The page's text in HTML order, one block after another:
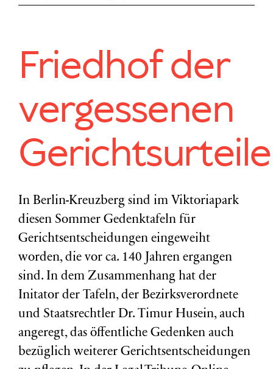
Friedhof der
vergessenen
Gerichtsurteile
In Berlin-Kreuzberg sind im Viktoriapark
diesen Sommer Gedenktafeln für
Gerichtsentscheidungen eingeweiht
worden, die vor ca. 140 Jahren ergangen
sind. In dem Zusammenhang hat der
Initator der Tafeln, der Bezirksverordnete
und Staatsrechtler Dr. Timur Husein, auch
angeregt, das öffentliche Gedenken auch
bezüglich weiterer Gerichtsentscheidungen